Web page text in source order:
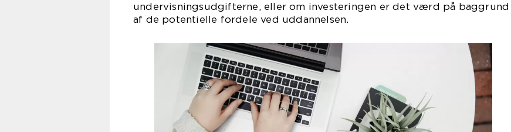
undervisningsudgifterne, eller om investeringen er det værd på baggrund
af de potentielle fordele ved uddannelsen.